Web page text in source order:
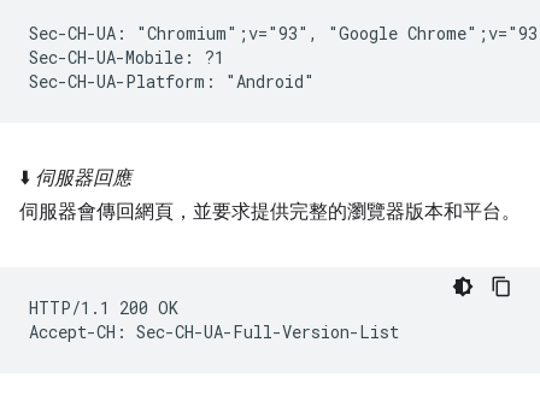
Sec-CH-UA: "Chromium";v="93", "Google
Sec-CH-UA-Mobile: ?1
⬇️ 伺服器回應
伺服器會傳回網頁，並要求提供完整的瀏覽器版本和平台。
HTTP/1.1 200 OK